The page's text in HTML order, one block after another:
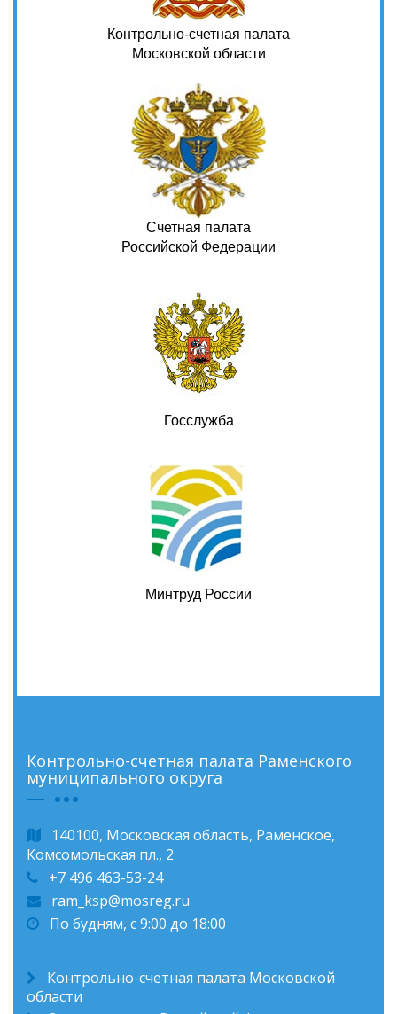
Контрольно-счетная палата
Московской области
Счетная палата
Российской Федерации
Госслужба
Минтруд России
Контрольно-счетная палата Раменского
муниципального округа
140100, Московская область, Раменское,
Комсомольская пл., 2
+7 496 463-53-24
ram_ksp@mosreg.ru
По будням, с 9:00 до 18:00
Контрольно-счетная палата Московской
области